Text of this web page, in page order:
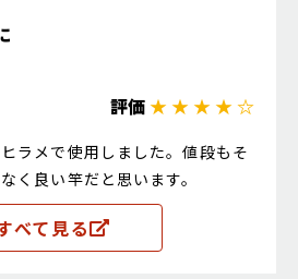
評価★ ★ ★ ★ ☆
ラメで使用しました。値段もそ
く良い竿だと思います。
べて見る